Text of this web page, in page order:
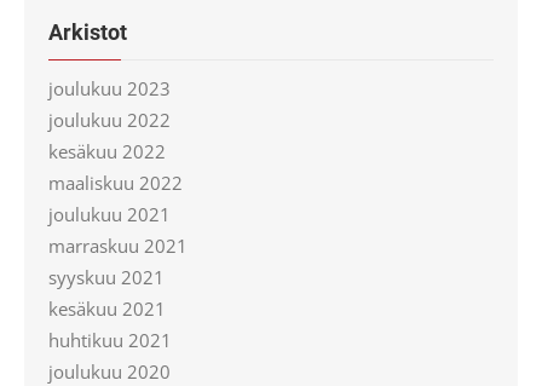
Arkistot
joulukuu 2023
joulukuu 2022
kesäkuu 2022
maaliskuu 2022
joulukuu 2021
marraskuu 2021
syyskuu 2021
kesäkuu 2021
huhtikuu 2021
joulukuu 2020